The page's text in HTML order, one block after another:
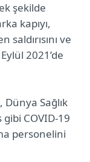
şekilde
kapıyı,
saldırısını ve
2021’de
Dünya Sağlık
COVID-19
personelini